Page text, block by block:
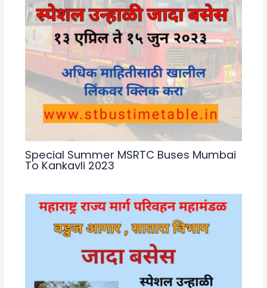
Special Summer MSRTC Buses Mumbai
To Kankavli 2023